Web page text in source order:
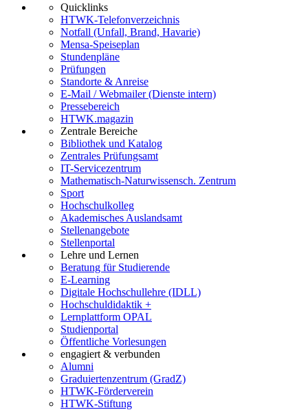
Quicklinks
HTWK-Telefonverzeichnis
Notfall (Unfall, Brand, Havarie)
Mensa-Speiseplan
Stundenpläne
Prüfungen
Standorte & Anreise
E-Mail / Webmailer (Dienste intern)
Pressebereich
HTWK.magazin
Zentrale Bereiche
Bibliothek und Katalog
Zentrales Prüfungsamt
IT-Servicezentrum
Mathematisch-Naturwissensch. Zentrum
Sport
Hochschulkolleg
Akademisches Auslandsamt
Stellenangebote
Stellenportal
Lehre und Lernen
Beratung für Studierende
E-Learning
Digitale Hochschullehre (IDLL)
Hochschuldidaktik +
Lernplattform OPAL
Studienportal
Öffentliche Vorlesungen
engagiert & verbunden
Alumni
Graduiertenzentrum (GradZ)
HTWK-Förderverein
HTWK-Stiftung